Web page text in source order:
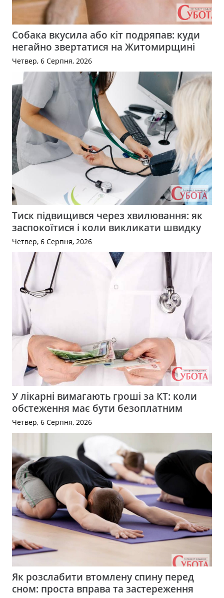
Собака вкусила або кіт подряпав: куди
негайно звертатися на Житомирщині
Четвер, 6 Серпня, 2026
Тиск підвищився через хвилювання: як
заспокоїтися і коли викликати швидку
Четвер, 6 Серпня, 2026
У лікарні вимагають гроші за КТ: коли
обстеження має бути безоплатним
Четвер, 6 Серпня, 2026
Як розслабити втомлену спину перед
сном: проста вправа та застереження